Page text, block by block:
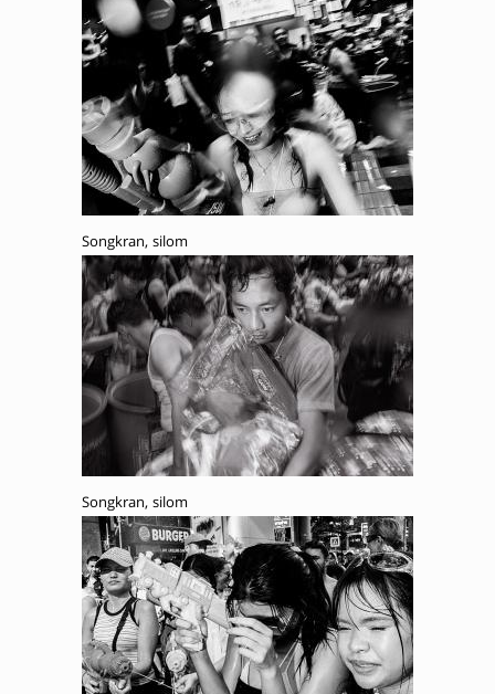
Songkran, silom
Songkran, silom